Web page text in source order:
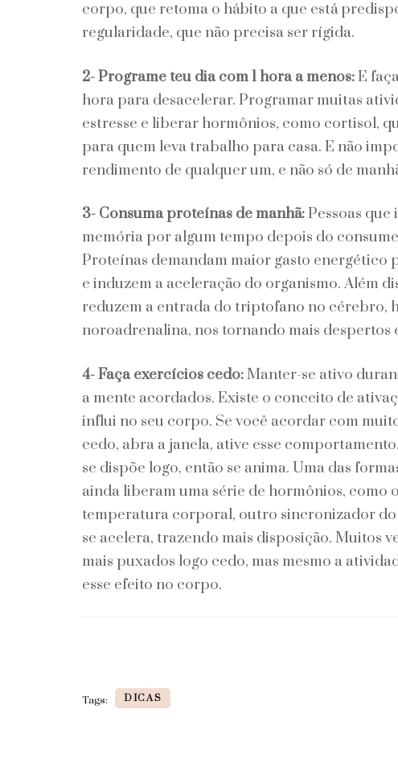
corpo, que retoma o hábito a que está
regularidade, que não precisa ser rígida.
2- Programe teu dia com 1 hora a menos:E
hora para desacelerar. Programar muitas
estresse e liberar hormônios, como cortisol,
para quem leva trabalho para casa. E não
rendimento de qualquer um, e não só de
3- Consuma proteínas de manhã:Pessoas
memória por algum tempo depois do
Proteínas demandam maior gasto energético
e induzem a aceleração do organismo. Além
reduzem a entrada do triptofano no cérebro,
noroadrenalina, nos tornando mais despertos
4- Faça exercícios cedo:Manter-se ativo
a mente acordados. Existe o conceito de
influi no seu corpo. Se você acordar com
cedo, abra a janela, ative esse
se dispõe logo, então se anima. Uma das
ainda liberam uma série de hormônios, como
temperatura corporal, outro sincronizador
se acelera, trazendo mais disposição. Muitos
mais puxados logo cedo, mas mesmo a
esse efeito no corpo.
Tags: DICAS